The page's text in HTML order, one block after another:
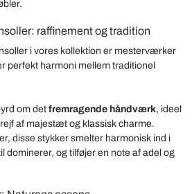
raffinement og tradition
i vores kollektion er mesterværker
perfekt harmoni mellem traditionel
om det fremragende håndværk, ideel
af majestæt og klassisk charme.
disse stykker smelter harmonisk ind i
dominerer, og tilføjer en note af adel og